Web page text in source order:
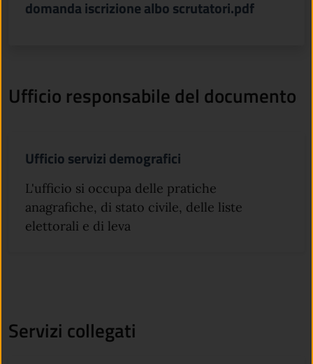
domanda iscrizione albo scrutatori.pdf
Ufficio responsabile del documento
Ufficio servizi demografici
L'ufficio si occupa delle pratiche
anagrafiche, di stato civile, delle liste
elettorali e di leva
Servizi collegati